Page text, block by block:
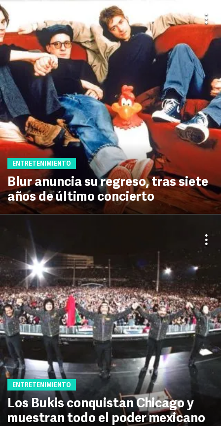
ENTRETENIMIENTO
Blur anuncia su regreso, tras siete
años de último concierto
ENTRETENIMIENTO
Los Bukis conquistan Chicago y
muestran todo el poder mexicano